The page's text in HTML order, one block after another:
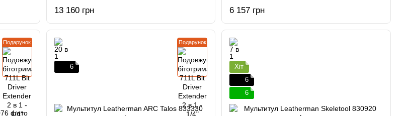
13 160 грн 6 157 грн
Подарунок Подарунок
6
Хіт
6
6